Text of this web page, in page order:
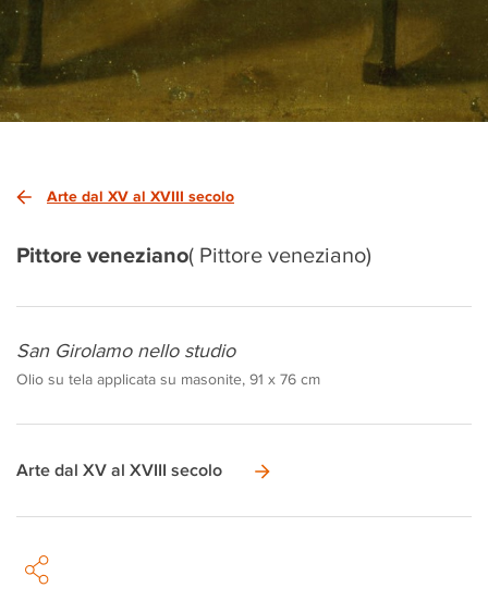
Arte dal XV al XVIII secolo
Pittore veneziano( Pittore veneziano)
San Girolamo nello studio
Olio su tela applicata su masonite, 91 x 76 cm
Arte dal XV al XVIII secolo